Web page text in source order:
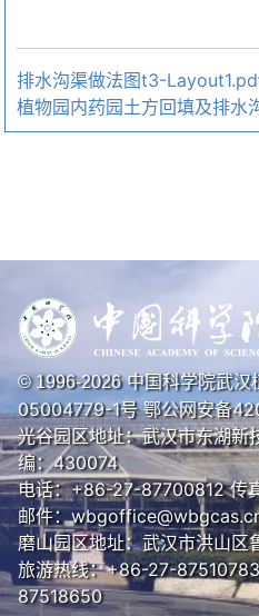
排水沟渠做法图t3-
植物园内药园土方回填及排水
© 1996-2026中国科学院武汉
05004779-1号鄂公网安备
光谷园区地址：武汉市东湖新
编：430074
电话：+86-27-87700812 传
邮件：
磨山园区地址：武汉市洪山区
旅游热线：+86-27-
87518650